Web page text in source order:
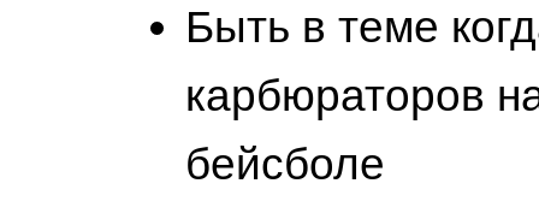
Быть в теме
карбюраторов
бейсболе